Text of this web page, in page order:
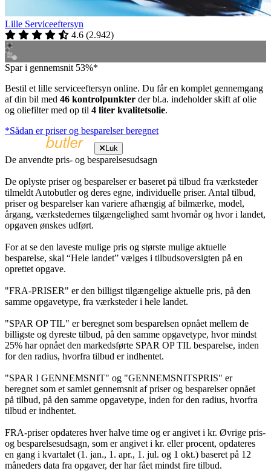
Lille Serviceeftersyn
4.6 (2.942)
Spar i gennemsnit 53%*
Bestil et lille serviceeftersyn online. Du får en komplet gennemgang
af din bil med 46 kontrolpunkter der bl.a. indeholder skift af olie
og oliefilter med op til 4 liter kvalitetsolie.
*Sådan er priser og besparelser beregnet
Luk
De anvendte pris- og besparelsesudsagn
De oplyste priser og besparelser er baseret på tilbud fra værksteder
tilmeldt Autobutler og deres egne, individuelle priser. Antal tilbud,
priser og besparelser kan variere afhængig af bilmærke, model,
årgang, værkstedernes tilgængelighed samt hvornår og hvor i landet,
opgaven ønskes udført.
For at se den laveste mulige pris og største mulige aktuelle
besparelse, skal “Hele landet” vælges i tilbudsoversigten på en
oprettet opgave.
"FRA-PRISER" er den billigst tilgængelige aktuelle pris, på den
samme opgavetype, fra værksteder i hele landet.
"SPAR OP TIL" er beregnet som besparelsen opnået mellem de
billigste og dyreste tilbud, på den samme opgavetype, hvor mindst
25% har opnået den markedsførte SPAR OP TIL besparelse, inden
for den radius, hvorfra tilbud er indhentet.
"SPAR I GENNEMSNIT" og "GENNEMSNITSPRIS" er
beregnet som et samlet gennemsnit af priser og besparelser opnået
på tilbud, på den samme opgavetype, inden for den radius, hvorfra
tilbud er indhentet.
FRA-priser opdateres hver halve time og er angivet i kr. Øvrige pris-
og besparelsesudsagn, som er angivet i kr. eller procent, opdateres
en gang i kvartalet (1. jan., 1. apr., 1. jul. og 1 okt.) baseret på 12
måneders data fra opgaver, der har fået mindst fire tilbud.